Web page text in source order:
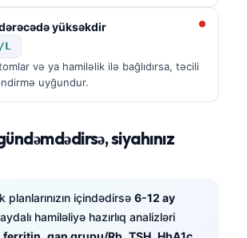
yüksəkdir
və ya hamiləlik ilə bağlıdırsa, təcili
uyğundur.
siyahınız
planlarınızın içindədirsə 6-12 ay
hamiləliyə hazırlıq analizləri